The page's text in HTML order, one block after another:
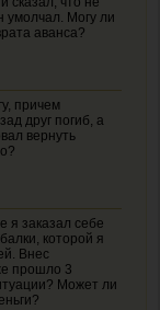
умолчал. Могу ли
аванса?
причем
друг погиб, а
вернуть
я заказал себе
которой я
Внес
прошло 3
Может ли